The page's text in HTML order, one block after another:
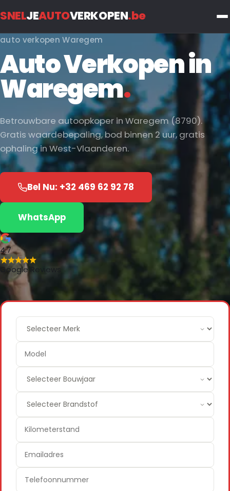
SNELJEAUTOVERKOPEN.be
auto verkopen Waregem
Auto Verkopen in
Waregem.
Betrouwbare autoopkoper in Waregem (8790).
Gratis waardebepaling, bod binnen 2 uur, gratis
ophaling in West-Vlaanderen.
Bel Nu: +32 469 62 92 78
WhatsApp
4.7
Google Reviews